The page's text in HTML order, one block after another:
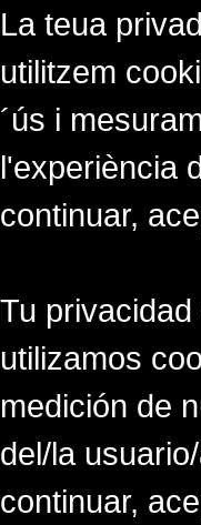
La teua
utilitzem
´ús i
l'experiència
continuar,
Tu
utilizamos
medición de
del/la
continuar,